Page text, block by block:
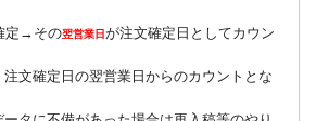
定→その翌営業日が注文確定日としてカウン
文確定日の翌営業日からのカウントとな